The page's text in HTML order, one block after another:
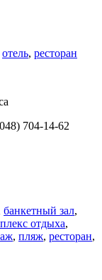
отель, ресторан
704-14-62
банкетный зал,
отдыха,
, пляж, ресторан,